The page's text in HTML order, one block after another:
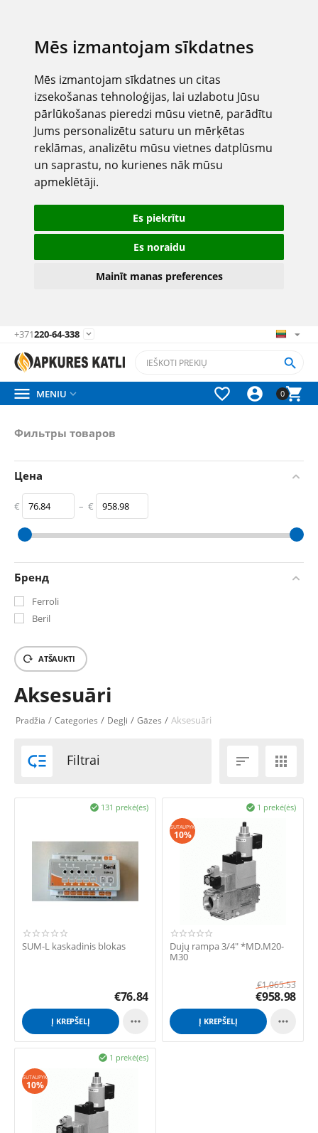
Mēs izmantojam sīkdatnes
Mēs izmantojam sīkdatnes un citas
izsekošanas tehnoloģijas, lai uzlabotu Jūsu
pārlūkošanas pieredzi mūsu vietnē, parādītu
Jums personalizētu saturu un mērķētas
reklāmas, analizētu mūsu vietnes datplūsmu
un saprastu, no kurienes nāk mūsu
apmeklētāji.
Es piekrītu
Es noraidu
Mainīt manas preferences
+371220-64-338 
0



 MENIU 
Фильтры товаров
Цена
€ – €
76.84 958.98
Бренд
Ferroli
Beril
ATŠAUKTI
Aksesuāri
Pradžia / Categories / Degļi / Gāzes / Aksesuāri
 Filtrai  
131 prekė(ės)

SUM-L kaskadinis blokas
€76.84
Į KREPŠELĮ 
1 prekė(ės)

SUTAUPYK
10%
Dujų rampa 3/4" *MD.M20-
M30
€1,065.53
€958.98
Į KREPŠELĮ 
1 prekė(ės)

SUTAUPYK
10%